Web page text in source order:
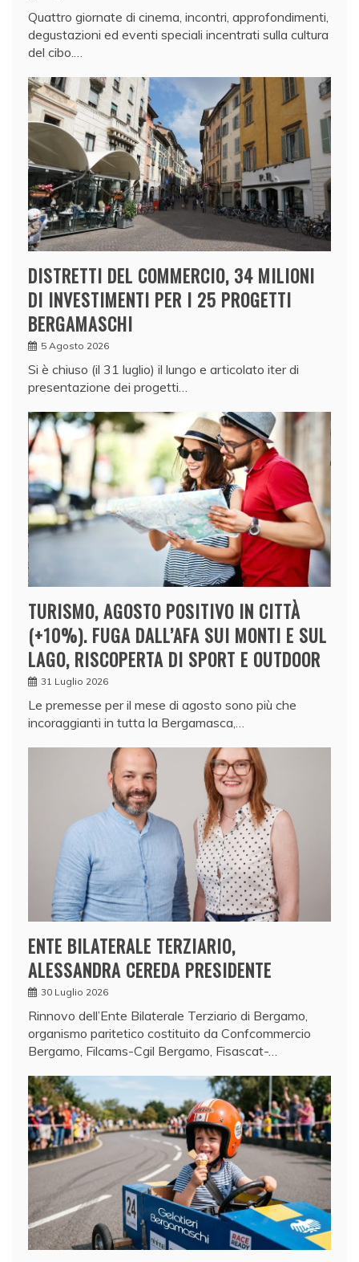
Quattro giornate di cinema, incontri, approfondimenti,
degustazioni ed eventi speciali incentrati sulla cultura
del cibo.…
DISTRETTI DEL COMMERCIO, 34 MILIONI
DI INVESTIMENTI PER I 25 PROGETTI
BERGAMASCHI
5 Agosto 2026
Si è chiuso (il 31 luglio) il lungo e articolato iter di
presentazione dei progetti…
TURISMO, AGOSTO POSITIVO IN CITTÀ
(+10%). FUGA DALL’AFA SUI MONTI E SUL
LAGO, RISCOPERTA DI SPORT E OUTDOOR
31 Luglio 2026
Le premesse per il mese di agosto sono più che
incoraggianti in tutta la Bergamasca,…
ENTE BILATERALE TERZIARIO,
ALESSANDRA CEREDA PRESIDENTE
30 Luglio 2026
Rinnovo dell’Ente Bilaterale Terziario di Bergamo,
organismo paritetico costituito da Confcommercio
Bergamo, Filcams-Cgil Bergamo, Fisascat-…